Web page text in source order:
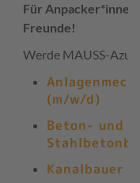
Für
Freunde!
Werde MAUSS-
(m/w/d)
Beton- und
Kanalbauer